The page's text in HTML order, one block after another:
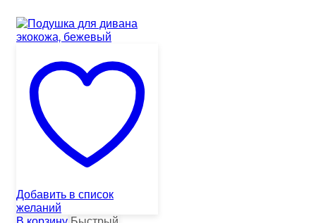
Добавить в список
желаний